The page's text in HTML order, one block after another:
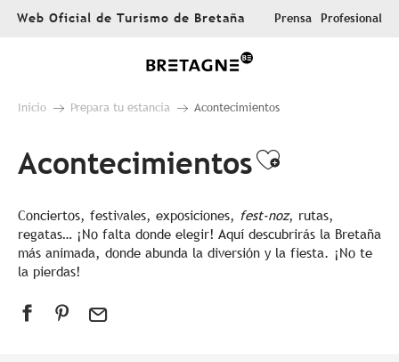
AllerWeb Oficial de Turismo de Bretaña Prensa Profesional
Inicio Prepara tu estancia Acontecimientos
AcontecimientosAjouter
Conciertos, festivales, exposiciones, fest-noz, rutas,
regatas… ¡No falta donde elegir! Aquí descubrirás la Bretaña
más animada, donde abunda la diversión y la fiesta. ¡No te
la pierdas!